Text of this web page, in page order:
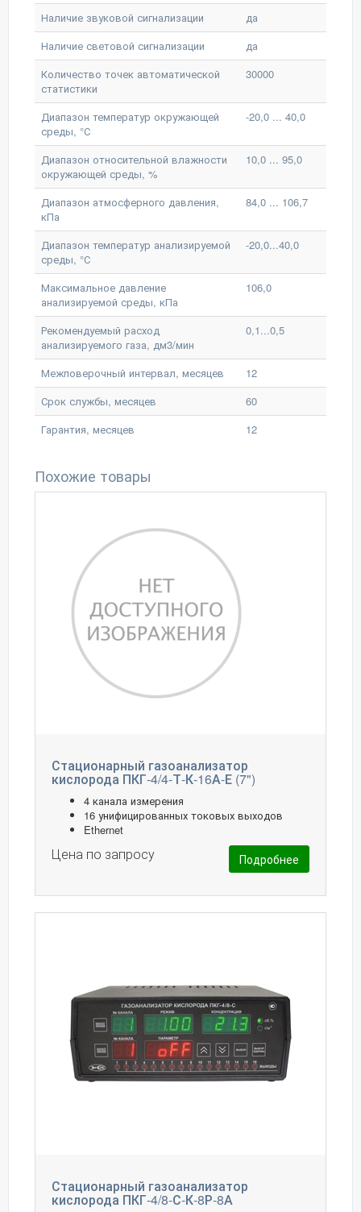
Наличие звуковой сигнализации
да
Наличие световой сигнализации
да
Количество точек автоматической
статистики
30000
Диапазон температур окружающей
среды, °С
-20,0 ... 40,0
Диапазон относительной влажности
окружающей среды, %
10,0 ... 95,0
Диапазон атмосферного давления,
кПа
84,0 ... 106,7
Диапазон температур анализируемой
среды, °С
-20,0...40,0
Максимальное давление
анализируемой среды, кПа
106,0
Рекомендуемый расход
анализируемого газа, дм3/мин
0,1...0,5
Межповерочный интервал, месяцев
12
Срок службы, месяцев
60
Гарантия, месяцев
12
Похожие товары
Стационарный газоанализатор
кислорода ПКГ-4/4-Т-К-16А-Е (7")
4 канала измерения
16 унифицированных токовых выходов
Ethernet
Цена по запросу Подробнее
Стационарный газоанализатор
кислорода ПКГ-4/8-С-К-8Р-8А